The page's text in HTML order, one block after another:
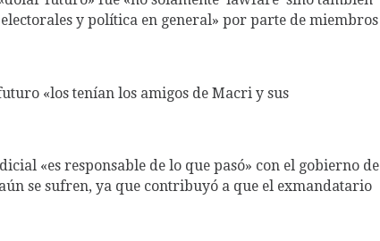
y política en general» por parte de miembros
«los tenían los amigos de Macri y sus
«es responsable de lo que pasó» con el gobierno de
se sufren, ya que contribuyó a que el exmandatario